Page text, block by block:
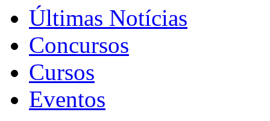
Últimas Notícias
Concursos
Cursos
Eventos